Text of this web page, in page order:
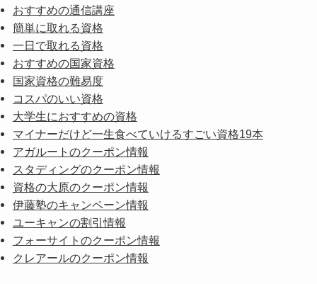
おすすめの通信講座
簡単に取れる資格
一日で取れる資格
おすすめの国家資格
国家資格の難易度
コスパのいい資格
大学生におすすめの資格
マイナーだけど一生食べていけるすごい資格19本
アガルートのクーポン情報
スタディングのクーポン情報
資格の大原のクーポン情報
伊藤塾のキャンペーン情報
ユーキャンの割引情報
フォーサイトのクーポン情報
クレアールのクーポン情報